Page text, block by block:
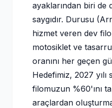
ayaklarından biri de
saygıdır. Durusu
hizmet veren dev
motosiklet ve
oranını her geçen
Hedefimiz, 2027
filomuzun %60'ını
araçlardan